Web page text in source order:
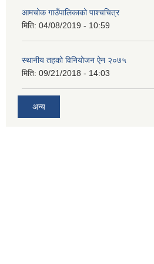
आमचोक गाउँपालिकाको पाश्चचित्र
मिति: 04/08/2019 - 10:59
स्थानीय तहको विनियोजन ऐन २०७५
मिति: 09/21/2018 - 14:03
अन्य